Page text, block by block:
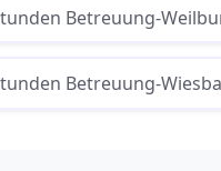
Betreuung-
Betreuung-